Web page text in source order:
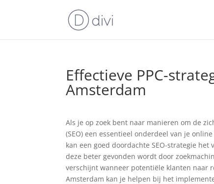
Effectieve PPC-
Amsterdam
Als je op zoek bent naar manieren om de
(SEO) een essentieel onderdeel van je
kan een goed doordachte SEO-strategie
deze beter gevonden wordt door
verschijnt wanneer potentiële klanten naar
Amsterdam kan je helpen bij het